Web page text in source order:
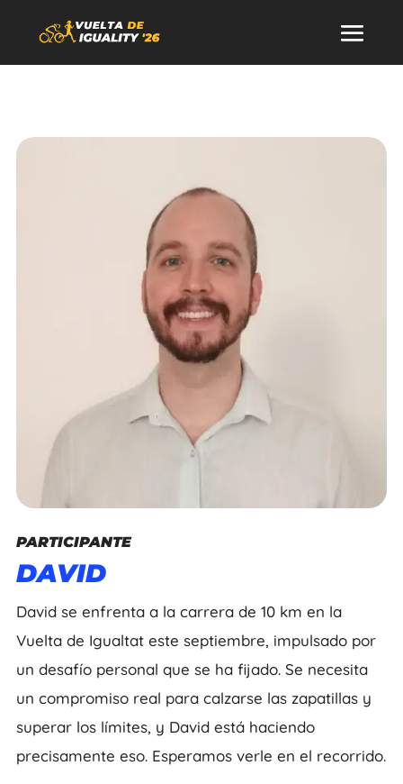
PARTICIPANTE
DAVID
David se enfrenta a la carrera de 10 km en la
Vuelta de Igualtat este septiembre, impulsado por
un desafío personal que se ha fijado. Se necesita
un compromiso real para calzarse las zapatillas y
superar los límites, y David está haciendo
precisamente eso. Esperamos verle en el recorrido.